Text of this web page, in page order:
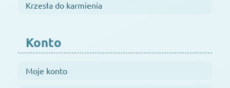
Krzesła do karmienia
Konto
Moje konto